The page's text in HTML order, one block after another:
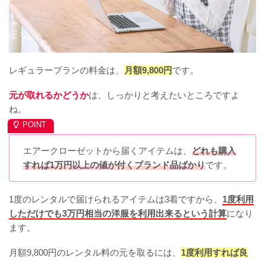
レギュラープランの料金は、 月額9,800円です。
元が取れるかどうかは、しっかりと考えたいところですよ
ね。
エアークローゼットから届くアイテムは、 どれも購入
すれば1万円以上の値が付くブランド品ばかりです。
1度のレンタルで届けられるアイテムは3着ですから、 1度利用
しただけでも3万円相当の洋服を利用出来るという計算になり
ます。
月額9,800円のレンタル料の元を取るには、 1度利用すれば良